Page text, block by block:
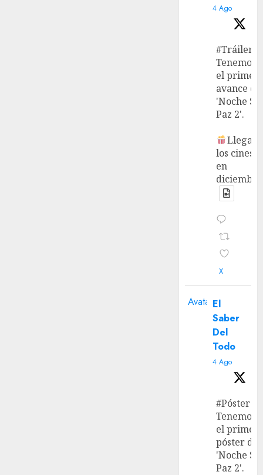
4 Ago
#Tráiler
Tenemos
el primer
avance de
'Noche
Paz 2'.
Llega a
los cines
en
X
Avatar El
Saber
Del
Todo
4 Ago
#Póster
Tenemos
el primer
póster de
'Noche
Paz 2'.